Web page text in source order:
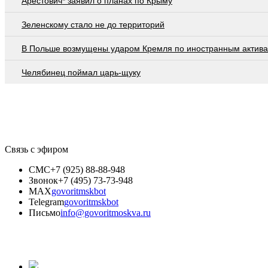
Зеленскому стало не до территорий
В Польше возмущены ударом Кремля по иностранным
Челябинец поймал царь-щуку
Связь с эфиром
СМС+7 (925) 88-88-948
Звонок+7 (495) 73-73-948
MAXgovoritmskbot
Telegramgovoritmskbot
Письмоinfo@govoritmoskva.ru